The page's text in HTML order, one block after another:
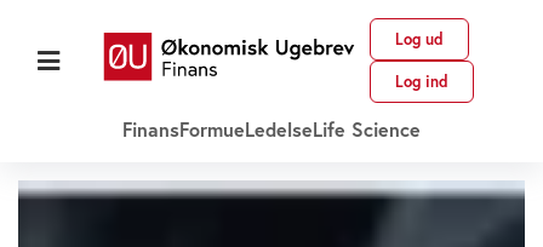
Log ud
Log ind
FinansFormueLedelseLife Science